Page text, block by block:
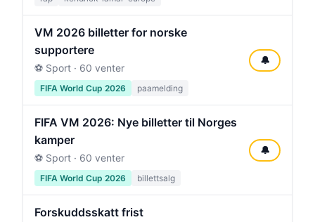
VM 2026 billetter for norske
supportere
⚽ Sport · 60 venter
FIFA World Cup 2026 paamelding
🔔
FIFA VM 2026: Nye billetter til Norges
kamper
⚽ Sport · 60 venter
FIFA World Cup 2026 billettsalg
🔔
Forskuddsskatt frist